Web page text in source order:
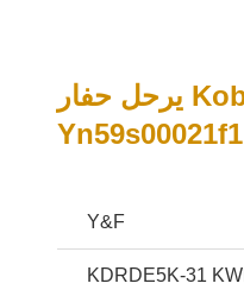
محترف مدرب عرض شاشة Kobelco يرحل حفار
Y&F
KDRDE5K-31